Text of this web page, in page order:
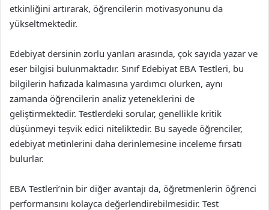
etkinliğini artırarak, öğrencilerin motivasyonunu da
yükseltmektedir.
Edebiyat dersinin zorlu yanları arasında, çok sayıda yazar ve
eser bilgisi bulunmaktadır. Sınıf Edebiyat EBA Testleri, bu
bilgilerin hafızada kalmasına yardımcı olurken, aynı
zamanda öğrencilerin analiz yeteneklerini de
geliştirmektedir. Testlerdeki sorular, genellikle kritik
düşünmeyi teşvik edici niteliktedir. Bu sayede öğrenciler,
edebiyat metinlerini daha derinlemesine inceleme fırsatı
bulurlar.
EBA Testleri’nin bir diğer avantajı da, öğretmenlerin öğrenci
performansını kolayca değerlendirebilmesidir. Test